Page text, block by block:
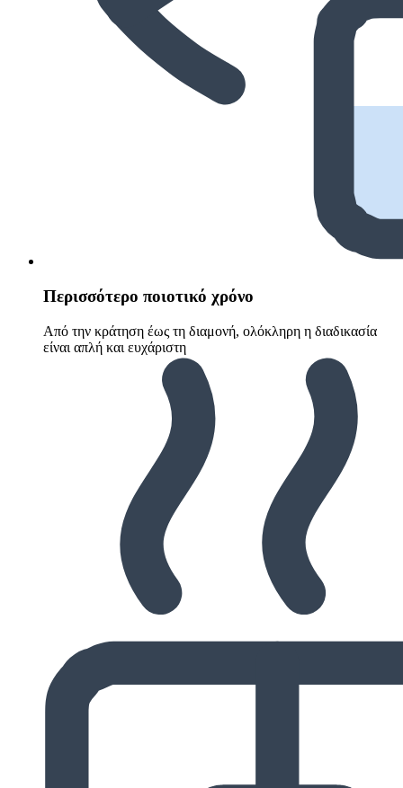
Περισσότερο ποιοτικό χρόνο
Από την κράτηση έως τη διαμονή, ολόκληρη η διαδικασία
είναι απλή και ευχάριστη